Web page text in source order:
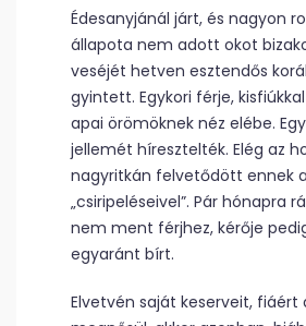
Édesanyjánál járt, és nagyon
állapota nem adott okot
veséjét hetven esztendős
gyin­tett. Egykori férje,
apai örömöknek néz elébe.
jellemét híresztelték. Elég az
nagyritkán felvetődött ennek
„csiripeléseivel”. Pár hónapra
nem ment férjhez, kérője
egyaránt bírt.
Elvetvén saját keserveit,